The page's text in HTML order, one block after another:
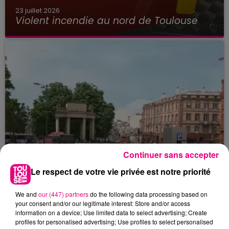
23 juillet 2026
Violent incendie au nord de Toulouse
22 juillet 2026
Le respect de votre vie privée est notre priorité
We and our (447) partnersdo the following data processing based on
your consent and/or our legitimate interest: Store and/or access
information on a device; Use limited data to select advertising; Create
profiles for personalised advertising; Use profiles to select personalised
Continuer sans accepter